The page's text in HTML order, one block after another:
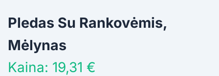
Pledas Su Rankovėmis,
Mėlynas
Kaina: 19,31 €